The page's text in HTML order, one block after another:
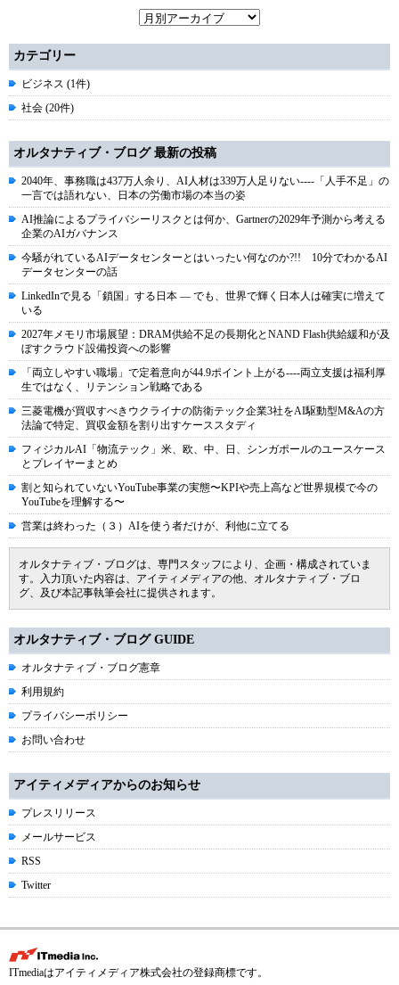
カテゴリー
ビジネス (1件)
社会 (20件)
オルタナティブ・ブログ 最新の投稿
2040年、事務職は437万人余り、AI人材は339万人足りない----「人手不足」の
一言では語れない、日本の労働市場の本当の姿
AI推論によるプライバシーリスクとは何か、Gartnerの2029年予測から考える
企業のAIガバナンス
今騒がれているAIデータセンターとはいったい何なのか?!! 10分でわかるAI
データセンターの話
LinkedInで見る「鎖国」する日本 ― でも、世界で輝く日本人は確実に増えて
いる
2027年メモリ市場展望：DRAM供給不足の長期化とNAND Flash供給緩和が及
ぼすクラウド設備投資への影響
「両立しやすい職場」で定着意向が44.9ポイント上がる----両立支援は福利厚
生ではなく、リテンション戦略である
三菱電機が買収すべきウクライナの防衛テック企業3社をAI駆動型M&Aの方
法論で特定、買収金額を割り出すケーススタディ
フィジカルAI「物流テック」米、欧、中、日、シンガポールのユースケース
とプレイヤーまとめ
割と知られていないYouTube事業の実態〜KPIや売上高など世界規模で今の
YouTubeを理解する〜
営業は終わった（３）AIを使う者だけが、利他に立てる
オルタナティブ・ブログは、専門スタッフにより、企画・構成されていま
す。入力頂いた内容は、アイティメディアの他、オルタナティブ・ブロ
グ、及び本記事執筆会社に提供されます。
オルタナティブ・ブログ GUIDE
オルタナティブ・ブログ憲章
利用規約
プライバシーポリシー
お問い合わせ
アイティメディアからのお知らせ
プレスリリース
メールサービス
RSS
Twitter
ITmediaはアイティメディア株式会社の登録商標です。